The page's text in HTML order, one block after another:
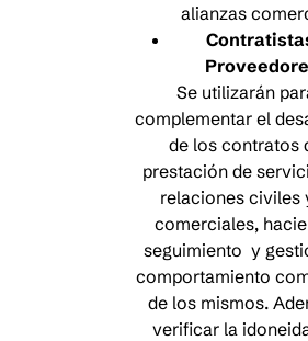
alianzas
Se utilizarán
complementar el
de los contratos
prestación de
relaciones civiles
comerciales,
seguimiento y
comportamiento
de los mismos.
verificar la